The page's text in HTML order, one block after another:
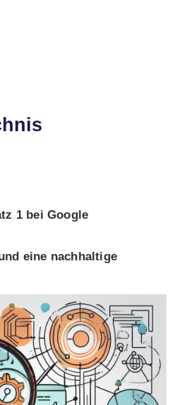
1 bei Google
eine nachhaltige